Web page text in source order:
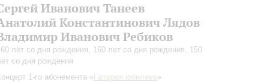
Иванович Танеев
Константинович Лядов
Иванович Ребиков
лет со дня рождения, 160 лет со дня рождения, 150
со дня рождения
1-го абонемента « Галерея юбилеев»